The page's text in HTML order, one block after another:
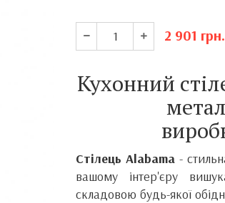
2 901 грн.
Кухонний
Стілець Alabama-
вашому інтер'єру
складовою будь-якої